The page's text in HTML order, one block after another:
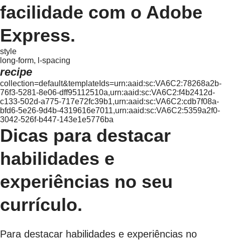
facilidade com o Adobe
Express.
style
long-form, l-spacing
recipe
collection=default&templateIds=urn:aaid:sc:VA6C2:78268a2b-
76f3-5281-8e06-dff95112510a,urn:aaid:sc:VA6C2:f4b2412d-
c133-502d-a775-717e72fc39b1,urn:aaid:sc:VA6C2:cdb7f08a-
bfd6-5e26-9d4b-4319616e7011,urn:aaid:sc:VA6C2:5359a2f0-
3042-526f-b447-143e1e5776ba
Dicas para destacar
habilidades e
experiências no seu
currículo.
Para destacar habilidades e experiências no